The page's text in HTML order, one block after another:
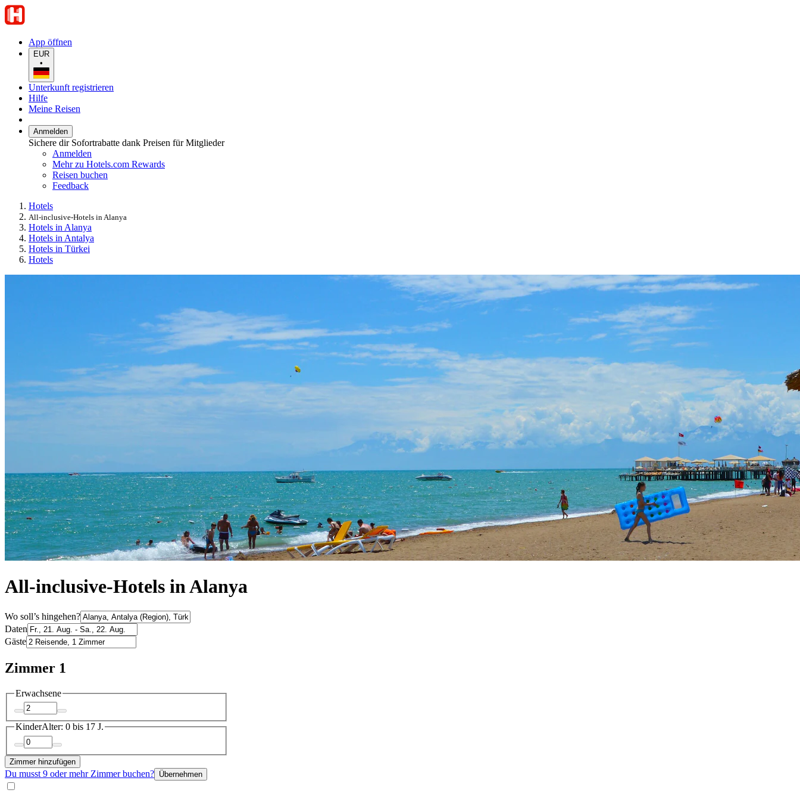
App öffnen
EUR
•
Unterkunft registrieren
Hilfe
Meine Reisen
Anmelden
Sichere dir Sofortrabatte dank Preisen für Mitglieder
Anmelden
Mehr zu Hotels.com Rewards
Reisen buchen
Feedback
Hotels
All-inclusive-Hotels in Alanya
Hotels in Alanya
Hotels in Antalya
Hotels in Türkei
Hotels
All-inclusive-Hotels in Alanya
Wo soll’s hingehen?
Daten
Gäste
Zimmer 1
Erwachsene
KinderAlter: 0 bis 17 J.
Zimmer hinzufügen
Du musst 9 oder mehr Zimmer buchen? Übernehmen